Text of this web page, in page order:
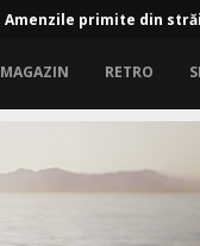
Amenzile primite din
MAGAZIN RETRO